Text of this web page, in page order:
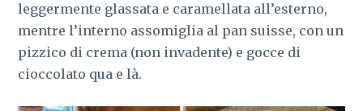
leggermente glassata e caramellata all’esterno,
mentre l’interno assomiglia al pan suisse, con un
pizzico di crema (non invadente) e gocce di
cioccolato qua e là.